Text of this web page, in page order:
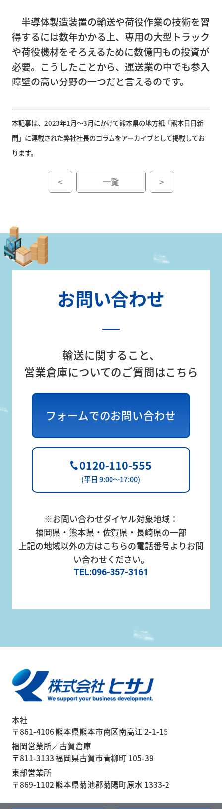
ト
ピ
ッ
ス
採
0120-
110-
555
問
合
半導体製造装置の輸送や荷役作業の技術を習
得するには数年かかる上、専用の大型トラック
や荷役機材をそろえるために数億円もの投資が
必要。こうしたことから、運送業の中でも参入
障壁の高い分野の一つだと言えるのです。
本記事は、2023年1月～3月にかけて熊本県の地方紙「熊本日日新
聞」に連載された弊社社長のコラムをアーカイブとして掲載してお
ります。
< 一覧 >
お問い合わせ
輸送に関すること、
営業倉庫についてのご質問はこちら
0120-110-555
(平日 9:00～17:00)
フォームでのお問い合わせ
※お問い合わせダイヤル対象地域：
福岡県・熊本県・佐賀県・長崎県の一部
上記の地域以外の方はこちらの電話番号よりお問
い合わせください。
TEL:096-357-3161
本社
〒861-4106 熊本県熊本市南区南高江 2-1-15
福岡営業所／古賀倉庫
〒811-3133 福岡県古賀市青柳町 105-39
東部営業所
〒869-1102 熊本県菊池郡菊陽町原水 1333-2